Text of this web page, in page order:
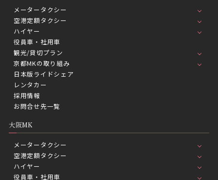
メータータクシー
空港定額タクシー
ハイヤー
役員車・社用車
観光/貸切プラン
京都MKの取り組み
日本版ライドシェア
レンタカー
採用情報
お問合せ先一覧
大阪MK
メータータクシー
空港定額タクシー
ハイヤー
役員車・社用車